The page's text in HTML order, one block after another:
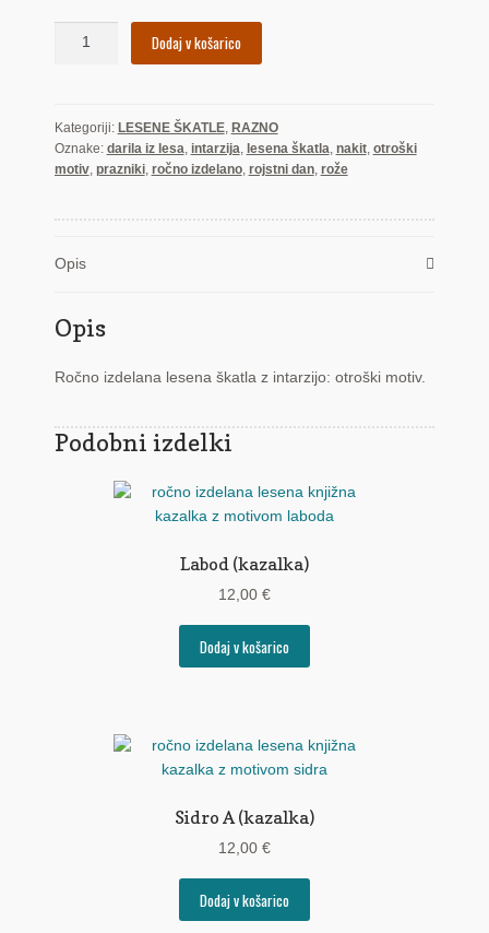
Dodaj v košarico
Kategoriji: LESENE ŠKATLE, RAZNO
Oznake: darila iz lesa intarzija lesena škatla nakit, otroški
motiv, prazniki, ročno izdelano, rojstni dan, rože
Opis
Opis
Ročno izdelana lesena škatla z intarzijo: otroški motiv.
Podobni izdelki
Labod (kazalka)
12,00 €
Dodaj v košarico
Sidro A (kazalka)
12,00 €
Dodaj v košarico